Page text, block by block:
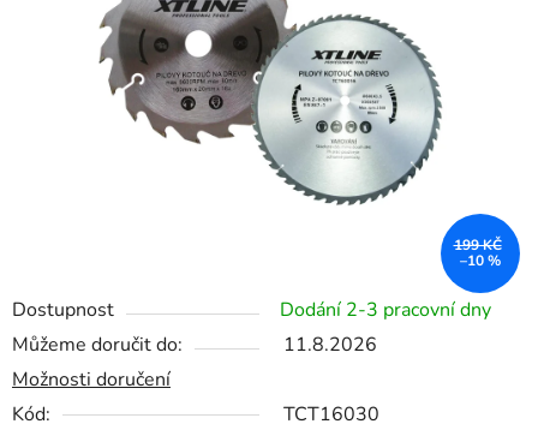
Dostupnost
Dodání 2-3 pracovní dny
Můžeme doručit do:
11.8.2026
Možnosti doručení
Kód:
TCT16030
199 KČ
–10 %